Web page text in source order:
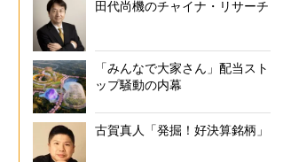
田代尚機のチャイナ・リサーチ
「みんなで大家さん」配当スト
ップ騒動の内幕
古賀真人「発掘！好決算銘柄」